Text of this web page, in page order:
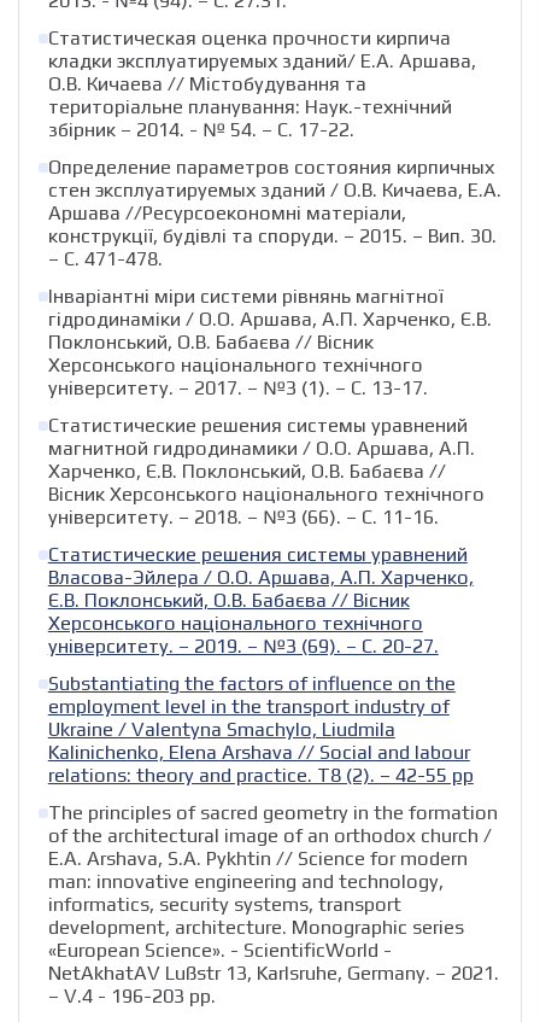
Статистическая оценка прочности кирпича
кладки эксплуатируемых зданий/ Е.А. Аршава,
О.В. Кичаева // Містобудування та
територіальне планування: Наук.-технічний
збірник – 2014. - № 54. – С. 17-22.
Определение параметров состояния кирпичных
стен эксплуатируемых зданий / О.В. Кичаева, Е.А.
Аршава //Ресурсоекономні матеріали,
конструкції, будівлі та споруди. – 2015. – Вип. 30.
– С. 471-478.
Інваріантні міри системи рівнянь магнітної
гідродинаміки / О.О. Аршава, А.П. Харченко, Є.В.
Поклонський, О.В. Бабаєва // Вісник
Херсонського національного технічного
університету. – 2017. – №3 (1). – С. 13-17.
Статистические решения системы уравнений
магнитной гидродинамики / О.О. Аршава, А.П.
Харченко, Є.В. Поклонський, О.В. Бабаєва //
Вісник Херсонського національного технічного
університету. – 2018. – №3 (66). – С. 11-16.
Статистические решения системы уравнений
Власова-Эйлера / О.О. Аршава, А.П. Харченко,
Є.В. Поклонський, О.В. Бабаєва // Вісник
Херсонського національного технічного
університету. – 2019. – №3 (69). – С. 20-27.
Substantiating the factors of influence on the
employment level in the transport industry of
Ukraine / Valentyna Smachylo, Liudmila
Kalinіchenko, Elena Arshava // Social and labour
relations: theory and practice. Т8 (2). – 42-55 рр
The principles of sacred geometry in the formation
of the architectural image of an orthodox church /
E.A. Arshava, S.A. Pykhtin // Science for modern
man: innovative engineering and technology,
informatics, security systems, transport
development, architecture. Monographic series
«European Science». - ScientificWorld -
NetAkhatAV Lußstr 13, Karlsruhe, Germany. – 2021.
– V.4 - 196-203 рр.